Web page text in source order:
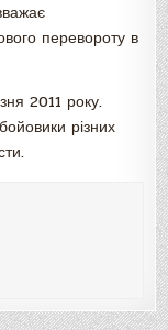
перевороту в
2011 року.
різних